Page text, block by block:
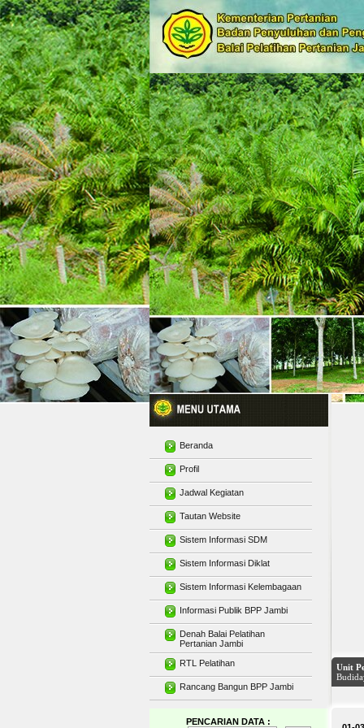
Beranda
Profil
Jadwal Kegiatan
Tautan Website
Sistem Informasi SDM
Sistem Informasi Diklat
Sistem Informasi Kelembagaan
Informasi Publik BPP Jambi
Denah Balai Pelatihan
Pertanian Jambi
RTL Pelatihan
Rancang Bangun BPP Jambi
PENCARIAN DATA :